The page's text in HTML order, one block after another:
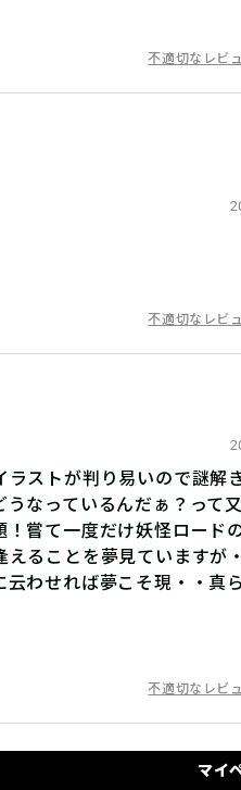
不適切なレビ
不適切なレビ
ストが判り易いので謎解
なっているんだぁ？って
嘗て一度だけ妖怪ロード
ることを夢見ていますが
わせれば夢こそ現・・真
不適切なレビ
マイ